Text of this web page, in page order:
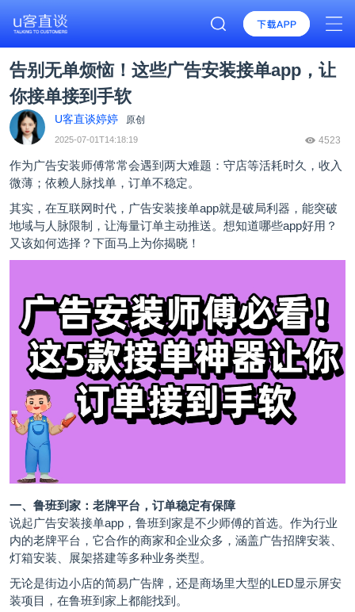
告别无单烦恼！这些广告安装接单app，让
你接单接到手软
U客直谈婷婷 原创
2025-07-01T14:18:19 4523
作为广告安装师傅常常会遇到两大难题：守店等活耗时久，收入
微薄；依赖人脉找单，订单不稳定。
其实，在互联网时代，广告安装接单app就是破局利器，能突破
地域与人脉限制，让海量订单主动推送。想知道哪些app好用？
又该如何选择？下面马上为你揭晓！
一、鲁班到家：老牌平台，订单稳定有保障
说起广告安装接单app，鲁班到家是不少师傅的首选。作为行业
内的老牌平台，它合作的商家和企业众多，涵盖广告招牌安装、
灯箱安装、展架搭建等多种业务类型。
无论是街边小店的简易广告牌，还是商场里大型的LED显示屏安
装项目，在鲁班到家上都能找到。